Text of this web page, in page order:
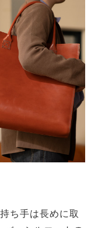
ち手は長めに取